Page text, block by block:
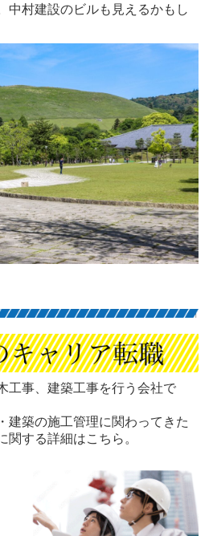
中村建設のビルも見えるかもし
工事、建築工事を行う会社で
建築の施工管理に関わってきた
関する詳細はこちら。